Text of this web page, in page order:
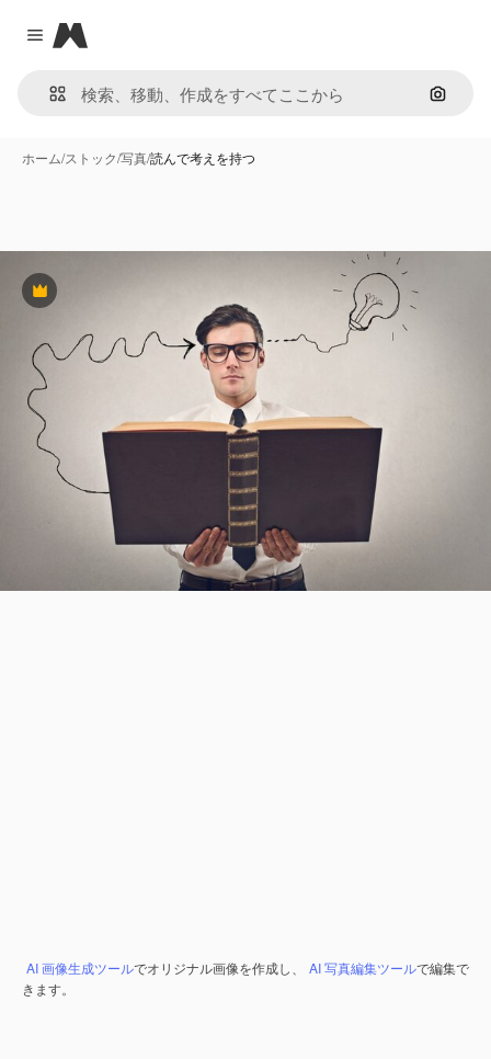
Close menu
Magnific
画像で
ホーム/ストック/写真/読んで考えを持つ
Premium
AI 画像生成ツールでオリジナル画像を作成し、 AI 写真編集ツールで編集で
きます。